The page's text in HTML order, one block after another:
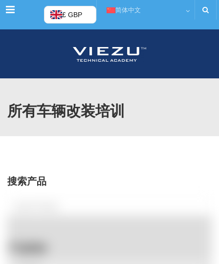
菜单 £ GBP
简体中文
所有车辆改装培训
搜索产品